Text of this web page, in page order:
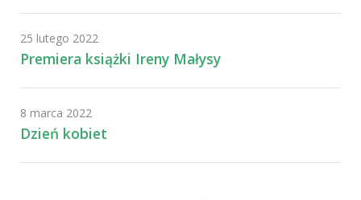
25 lutego 2022
Premiera książki Ireny Małysy
8 marca 2022
Dzień kobiet